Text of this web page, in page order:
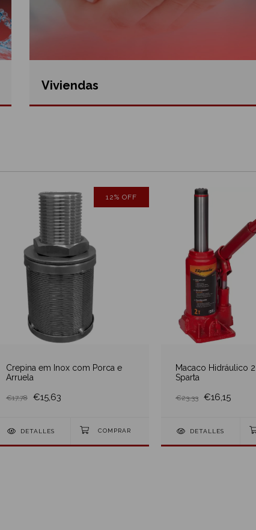
Viviendas
12% OFF
Crepina em Inox com Porca e
Arruela
€17,78 €15,63
DETALLES
Macaco Hidráulico
Sparta
€23,33 €16,15
DETALLES